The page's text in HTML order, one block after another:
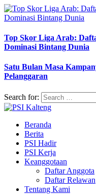
Top Skor Liga Arab:
Dominasi Bintang Dunia
Satu Bulan Masa
Pelanggaran
Search for:
Beranda
Berita
PSI Hadir
PSI Kerja
Keanggotaan
Daftar Anggota
Daftar Relawan
Tentang Kami